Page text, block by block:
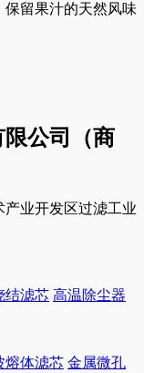
保留果汁的天然风味
公司（商
业开发区过滤工业
结滤芯 高温除尘器
熔体滤芯 金属微孔